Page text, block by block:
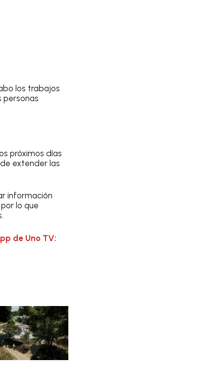
los trabajos
personas
próximos días
extender las
información
lo que
de Uno TV: